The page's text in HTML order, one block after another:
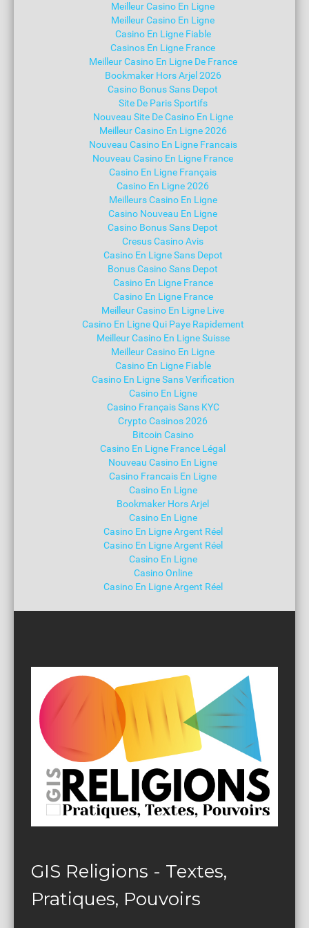
Meilleur Casino En Ligne
Meilleur Casino En Ligne
Casino En Ligne Fiable
Casinos En Ligne France
Meilleur Casino En Ligne De France
Bookmaker Hors Arjel 2026
Casino Bonus Sans Depot
Site De Paris Sportifs
Nouveau Site De Casino En Ligne
Meilleur Casino En Ligne 2026
Nouveau Casino En Ligne Francais
Nouveau Casino En Ligne France
Casino En Ligne Français
Casino En Ligne 2026
Meilleurs Casino En Ligne
Casino Nouveau En Ligne
Casino Bonus Sans Depot
Cresus Casino Avis
Casino En Ligne Sans Depot
Bonus Casino Sans Depot
Casino En Ligne France
Casino En Ligne France
Meilleur Casino En Ligne Live
Casino En Ligne Qui Paye Rapidement
Meilleur Casino En Ligne Suisse
Meilleur Casino En Ligne
Casino En Ligne Fiable
Casino En Ligne Sans Verification
Casino En Ligne
Casino Français Sans KYC
Crypto Casinos 2026
Bitcoin Casino
Casino En Ligne France Légal
Nouveau Casino En Ligne
Casino Francais En Ligne
Casino En Ligne
Bookmaker Hors Arjel
Casino En Ligne
Casino En Ligne Argent Réel
Casino En Ligne Argent Réel
Casino En Ligne
Casino Online
Casino En Ligne Argent Réel
GIS Religions - Textes,
Pratiques, Pouvoirs